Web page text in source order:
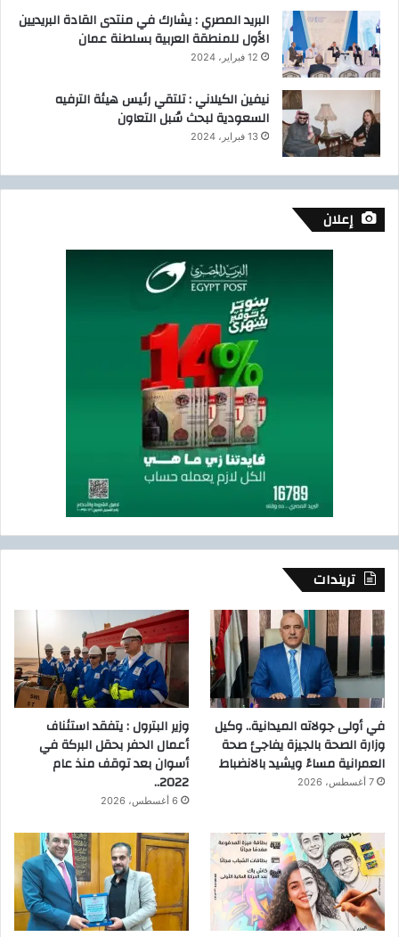
البريد المصري : يشارك في منتدى القادة البريديين
الأول للمنطقة العربية بسلطنة عمان
12 فبراير، 2024
نيفين الكيلاني : تلتقي رئيس هيئة الترفيه
السعودية لبحث سُبل التعاون
13 فبراير، 2024
إعلان
تريندات
في أولى جولاته الميدانية.. وكيل
وزارة الصحة بالجيزة يفاجئ صحة
العمرانية مساءً ويشيد بالانضباط
7 أغسطس، 2026
وزير البترول : يتفقد استئناف
أعمال الحفر بحقل البركة في
أسوان بعد توقف منذ عام
2022..
6 أغسطس، 2026